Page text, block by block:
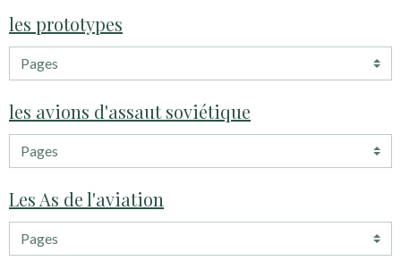
les prototypes
les avions d'assaut soviétique
Les As de l'aviation